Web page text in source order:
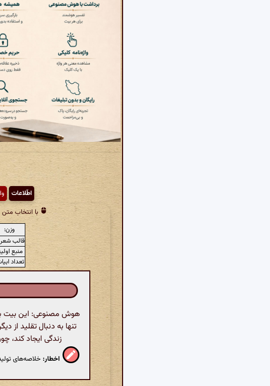
اطّلاعات
با انتخاب
وزن:
قالب
منبع
تعداد
هوش مصنوعی: این بیت
تنها به دنبال تقلید از
زندگی ایجاد کند،
اخطار: خلاصه‌های